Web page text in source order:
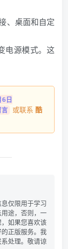
、桌面和自定
电源模式。这
日
言 或联系 酷
仅限用于学习
途，否则，一
如果您喜欢该
正版服务。我
处理。敬请谅